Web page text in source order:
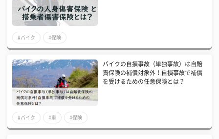
#バイク #保険
バイクの自損事故（単独事故）は自賠
責保険の補償対象外！自損事故で補償
を受けるための任意保険とは？
#バイク #車 #保険